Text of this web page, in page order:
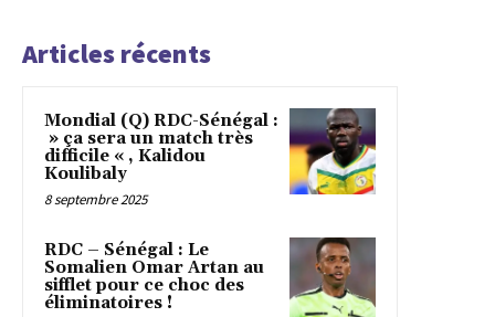
Articles récents
Mondial (Q) RDC-Sénégal :
» ça sera un match très
difficile « , Kalidou
Koulibaly
8 septembre 2025
RDC – Sénégal : Le
Somalien Omar Artan au
sifflet pour ce choc des
éliminatoires !